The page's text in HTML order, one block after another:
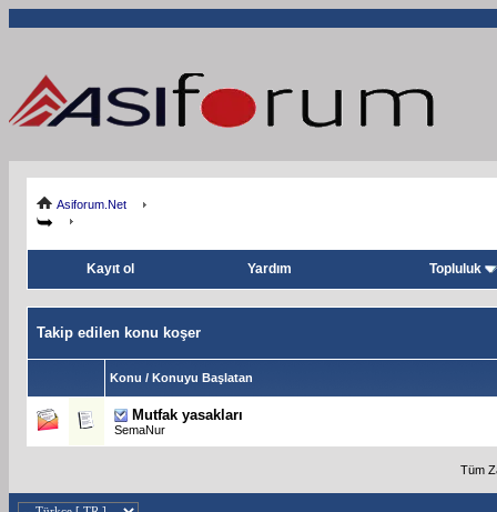
Asiforum.Net
Kayıt ol Yardım Topluluk
Takip edilen konu koşer
Konu / Konuyu Başlatan
Mutfak yasakları
SemaNur
Tüm